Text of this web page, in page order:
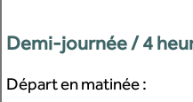
Demi-journée / 4
Départ en matinée :